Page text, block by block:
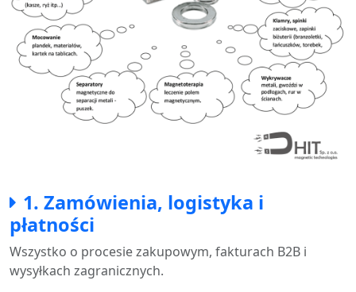
1. Zamówienia, logistyka i
płatności
Wszystko o procesie zakupowym, fakturach B2B i
wysyłkach zagranicznych.